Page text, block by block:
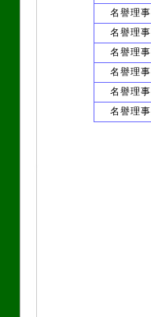
名譽理事
名譽理事
名譽理事
名譽理事
名譽理事
名譽理事